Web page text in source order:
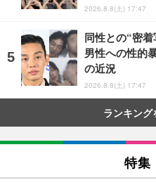
2026.8.8(土) 17:47
同性との“密
男性への性的
の近況
2026.8.8(土) 17:47
ランキング
特集